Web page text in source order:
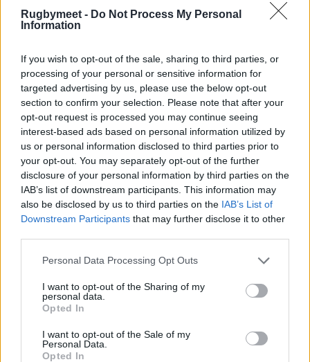
Rugbymeet - Do Not Process My Personal
Information
If you wish to opt-out of the sale, sharing to third parties, or
processing of your personal or sensitive information for
targeted advertising by us, please use the below opt-out
section to confirm your selection. Please note that after your
opt-out request is processed you may continue seeing
interest-based ads based on personal information utilized by
us or personal information disclosed to third parties prior to
your opt-out. You may separately opt-out of the further
disclosure of your personal information by third parties on the
IAB’s list of downstream participants. This information may
also be disclosed by us to third parties on the IAB’s List of
Downstream Participants that may further disclose it to other
Personal Data Processing Opt Outs
I want to opt-out of the Sharing of my
personal data.
Opted In
I want to opt-out of the Sale of my
Personal Data.
Opted In
Benetton v Scarlets
Benetton:15 Rhyno Smith, 14 Edoardo
Padovani, 13 Ignacio Brex, 12 Joaquin Riera, 11
Ignacio Mendy, 10 Tomas Albornoz, 9 Dewaldt
Duvenage (c), 8 Lorenzo Cannone, 7 Michele
Lamaro, 6 Manuel Zuliani, 5 Federico Ruzza, 4
Scott Scrafton, 3 Simone Ferrari, 2 Gianmarco
Lucchesi, 1 Ivan Nemer
Panchina:16 Giacomo Nicotera, 17 Federico
Zani, 18 Tiziano Pasquali, 19 Niccolò Cannone,
20 Toa Halafihi, 21 Sam Hidalgo-Clyne, 22
Marcus Watson, 23 Tommaso Menoncello
Scarlets:15 Leigh Halfpenny, 14 Steff Evans,
13 Jonathan Davies (c), 12 Johnny Williams, 11
Ryan Conbeer, 10 Dan Jones, 9 Kieran Hardy, 8